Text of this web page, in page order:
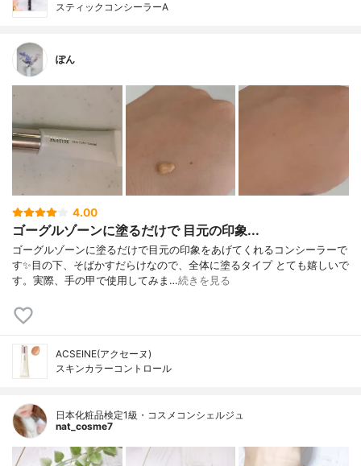
スティックコンシーラーA
ぽん
4.00
ゴーグルゾーンに塗るだけで 目元の印象...
ゴーグルゾーンに塗るだけで目元の印象をあげてくれるコンシーラーで
す✨目の下、そばかすだらけなので、全体に塗るタイプ とても嬉しいで
す。実際、手の甲で使用してみま…続きを見る
ACSEINE(アクセーヌ)
スキンカラーコントロール
日本化粧品検定1級・コスメコンシェルジュ
nat_cosme7